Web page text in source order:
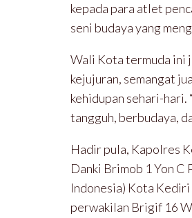
kepada para atlet
seni budaya yang
Wali Kota termuda ini
kejujuran, semangat
kehidupan sehari-hari.
tangguh, berbudaya,
Hadir pula, Kapolres
Danki Brimob 1 Yon C
Indonesia) Kota
perwakilan Brigif 16